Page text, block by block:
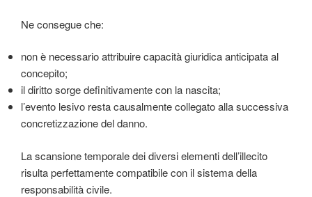
Ne consegue che:
non è necessario attribuire capacità giuridica anticipata al
concepito;
il diritto sorge definitivamente con la nascita;
l’evento lesivo resta causalmente collegato alla successiva
concretizzazione del danno.
La scansione temporale dei diversi elementi dell’illecito
risulta perfettamente compatibile con il sistema della
responsabilità civile.